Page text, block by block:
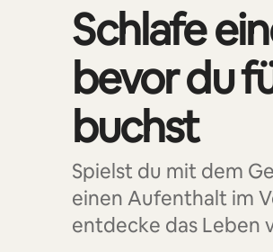
Schlafe
bevor du
buchst
Spielst du mit dem
einen Aufenthalt im
entdecke das Leben